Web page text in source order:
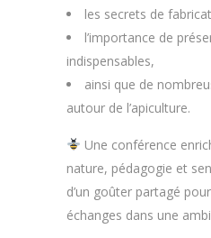
les secrets de
l’importance de
indispensables,
ainsi que de
autour de l’apiculture.
Une conférence
nature, pédagogie et
d’un goûter partagé
échanges dans une